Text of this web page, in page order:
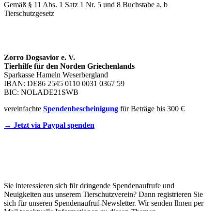
Gemäß § 11 Abs. 1 Satz 1 Nr. 5 und 8 Buchstabe a, b
Tierschutzgesetz
Zorro Dogsavior e. V.
Tierhilfe für den Norden Griechenlands
Sparkasse Hameln Weserbergland
IBAN: DE86 2545 0110 0031 0367 59
BIC: NOLADE21SWB
vereinfachte Spendenbescheinigung für Beträge bis 300 €
→ Jetzt via Paypal spenden
Sie interessieren sich für dringende Spendenaufrufe und
Neuigkeiten aus unserem Tierschutzverein? Dann registrieren Sie
sich für unseren Spendenaufruf-Newsletter. Wir senden Ihnen per